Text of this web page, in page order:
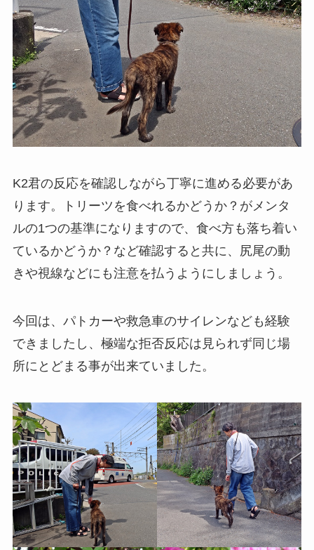
K2君の反応を確認しながら丁寧に進める必要があ
ります。トリーツを食べれるかどうか？がメンタ
ルの1つの基準になりますので、食べ方も落ち着い
ているかどうか？など確認すると共に、尻尾の動
きや視線などにも注意を払うようにしましょう。
今回は、パトカーや救急車のサイレンなども経験
できましたし、極端な拒否反応は見られず同じ場
所にとどまる事が出来ていました。